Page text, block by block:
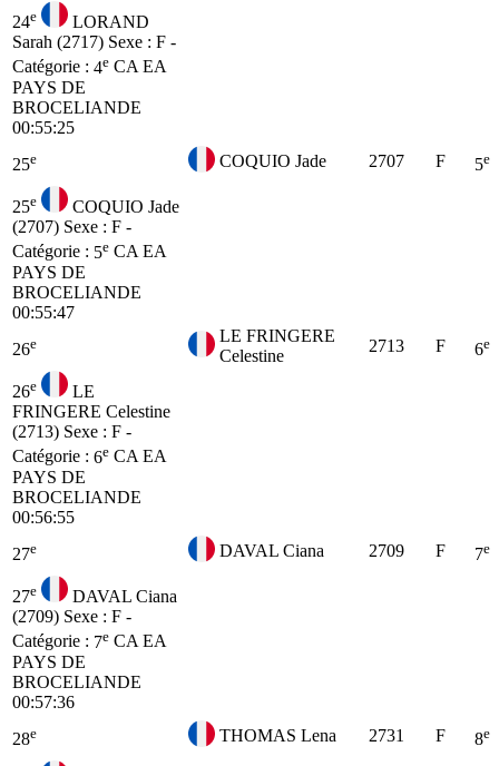
24e
LORAND
Sarah (2717) Sexe : F -
Catégorie : 4e CA EA
PAYS DE
BROCELIANDE
00:55:25
25e COQUIO Jade 2707 F 5e
25e
COQUIO Jade
(2707) Sexe : F -
Catégorie : 5e CA EA
PAYS DE
BROCELIANDE
00:55:47
26e
LE FRINGERE
Celestine
2713 F 6e
26e
LE
FRINGERE Celestine
(2713) Sexe : F -
Catégorie : 6e CA EA
PAYS DE
BROCELIANDE
00:56:55
27e DAVAL Ciana 2709 F 7e
27e
DAVAL Ciana
(2709) Sexe : F -
Catégorie : 7e CA EA
PAYS DE
BROCELIANDE
00:57:36
28e THOMAS Lena 2731 F 8e